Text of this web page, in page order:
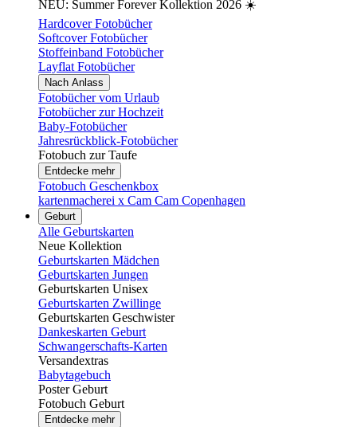
NEU: Summer Forever Kollektion 2026 ☀️
Hardcover Fotobücher
Softcover Fotobücher
Stoffeinband Fotobücher
Layflat Fotobücher
Nach Anlass
Fotobücher vom Urlaub
Fotobücher zur Hochzeit
Baby-Fotobücher
Jahresrückblick-Fotobücher
Fotobuch zur Taufe
Entdecke mehr
Fotobuch Geschenkbox
kartenmacherei x Cam Cam Copenhagen
Geburt
Alle Geburtskarten
Neue Kollektion
Geburtskarten Mädchen
Geburtskarten Jungen
Geburtskarten Unisex
Geburtskarten Zwillinge
Geburtskarten Geschwister
Dankeskarten Geburt
Schwangerschafts-Karten
Versandextras
Babytagebuch
Poster Geburt
Fotobuch Geburt
Entdecke mehr